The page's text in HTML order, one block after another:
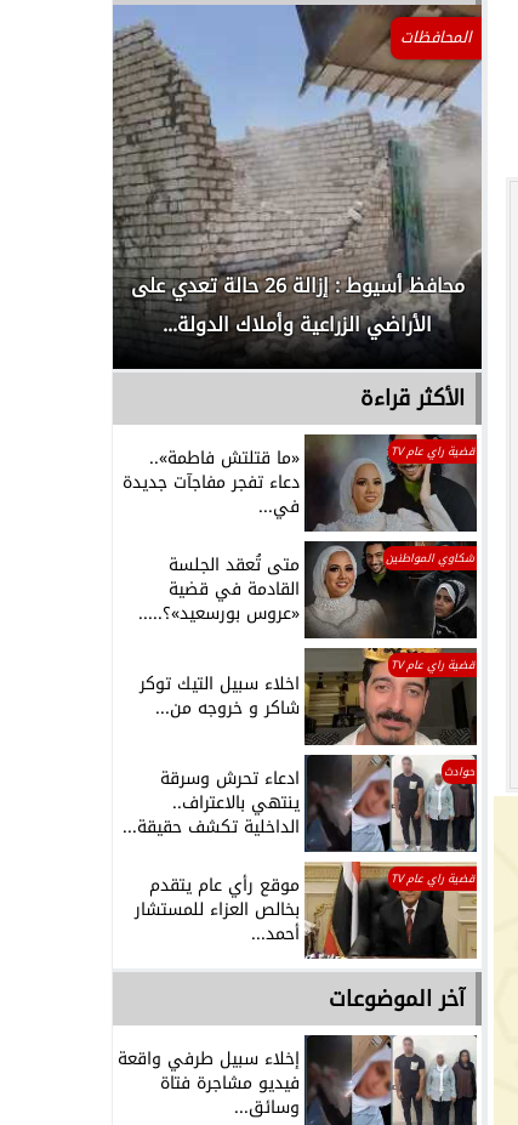
المحافظات
محافظ أسيوط : إزالة 26 حالة تعدي على
الأراضي الزراعية وأملاك الدولة...
الأكثر قراءة
قضية راي عام TV «ما قتلتش فاطمة»..
دعاء تفجر مفاجآت جديدة
في...
شكاوي المواطنين متى تُعقد الجلسة
القادمة في قضية
«عروس بورسعيد»؟.....
قضية راي عام TV
اخلاء سبيل التيك توكر
شاكر و خروجه من...
حوادث ادعاء تحرش وسرقة
ينتهي بالاعتراف..
الداخلية تكشف حقيقة...
قضية راي عام TV موقع رأي عام يتقدم
بخالص العزاء للمستشار
أحمد...
آخر الموضوعات
إخلاء سبيل طرفي واقعة
فيديو مشاجرة فتاة
وسائق...